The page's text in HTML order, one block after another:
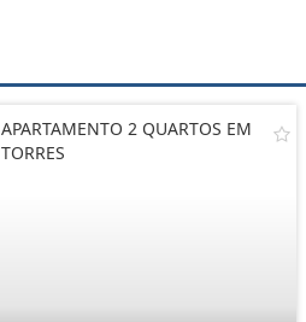
APARTAMENTO 2 QUARTOS EM
TORRES